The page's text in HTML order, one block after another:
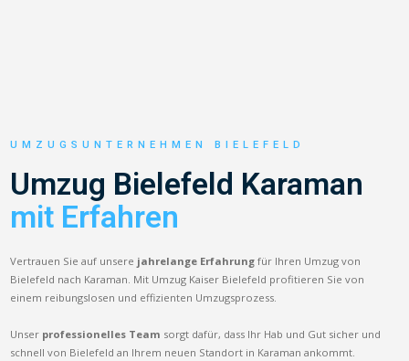
UMZUGSUNTERNEHMEN BIELEFELD
Umzug Bielefeld Karaman
mit Erfahren
Vertrauen Sie auf unsere jahrelange Erfahrung für Ihren Umzug von
Bielefeld nach Karaman. Mit Umzug Kaiser Bielefeld profitieren Sie von
einem reibungslosen und effizienten Umzugsprozess.
Unser professionelles Team sorgt dafür, dass Ihr Hab und Gut sicher und
schnell von Bielefeld an Ihrem neuen Standort in Karaman ankommt.